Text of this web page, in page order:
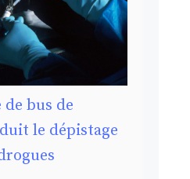
bus de
le dépistage